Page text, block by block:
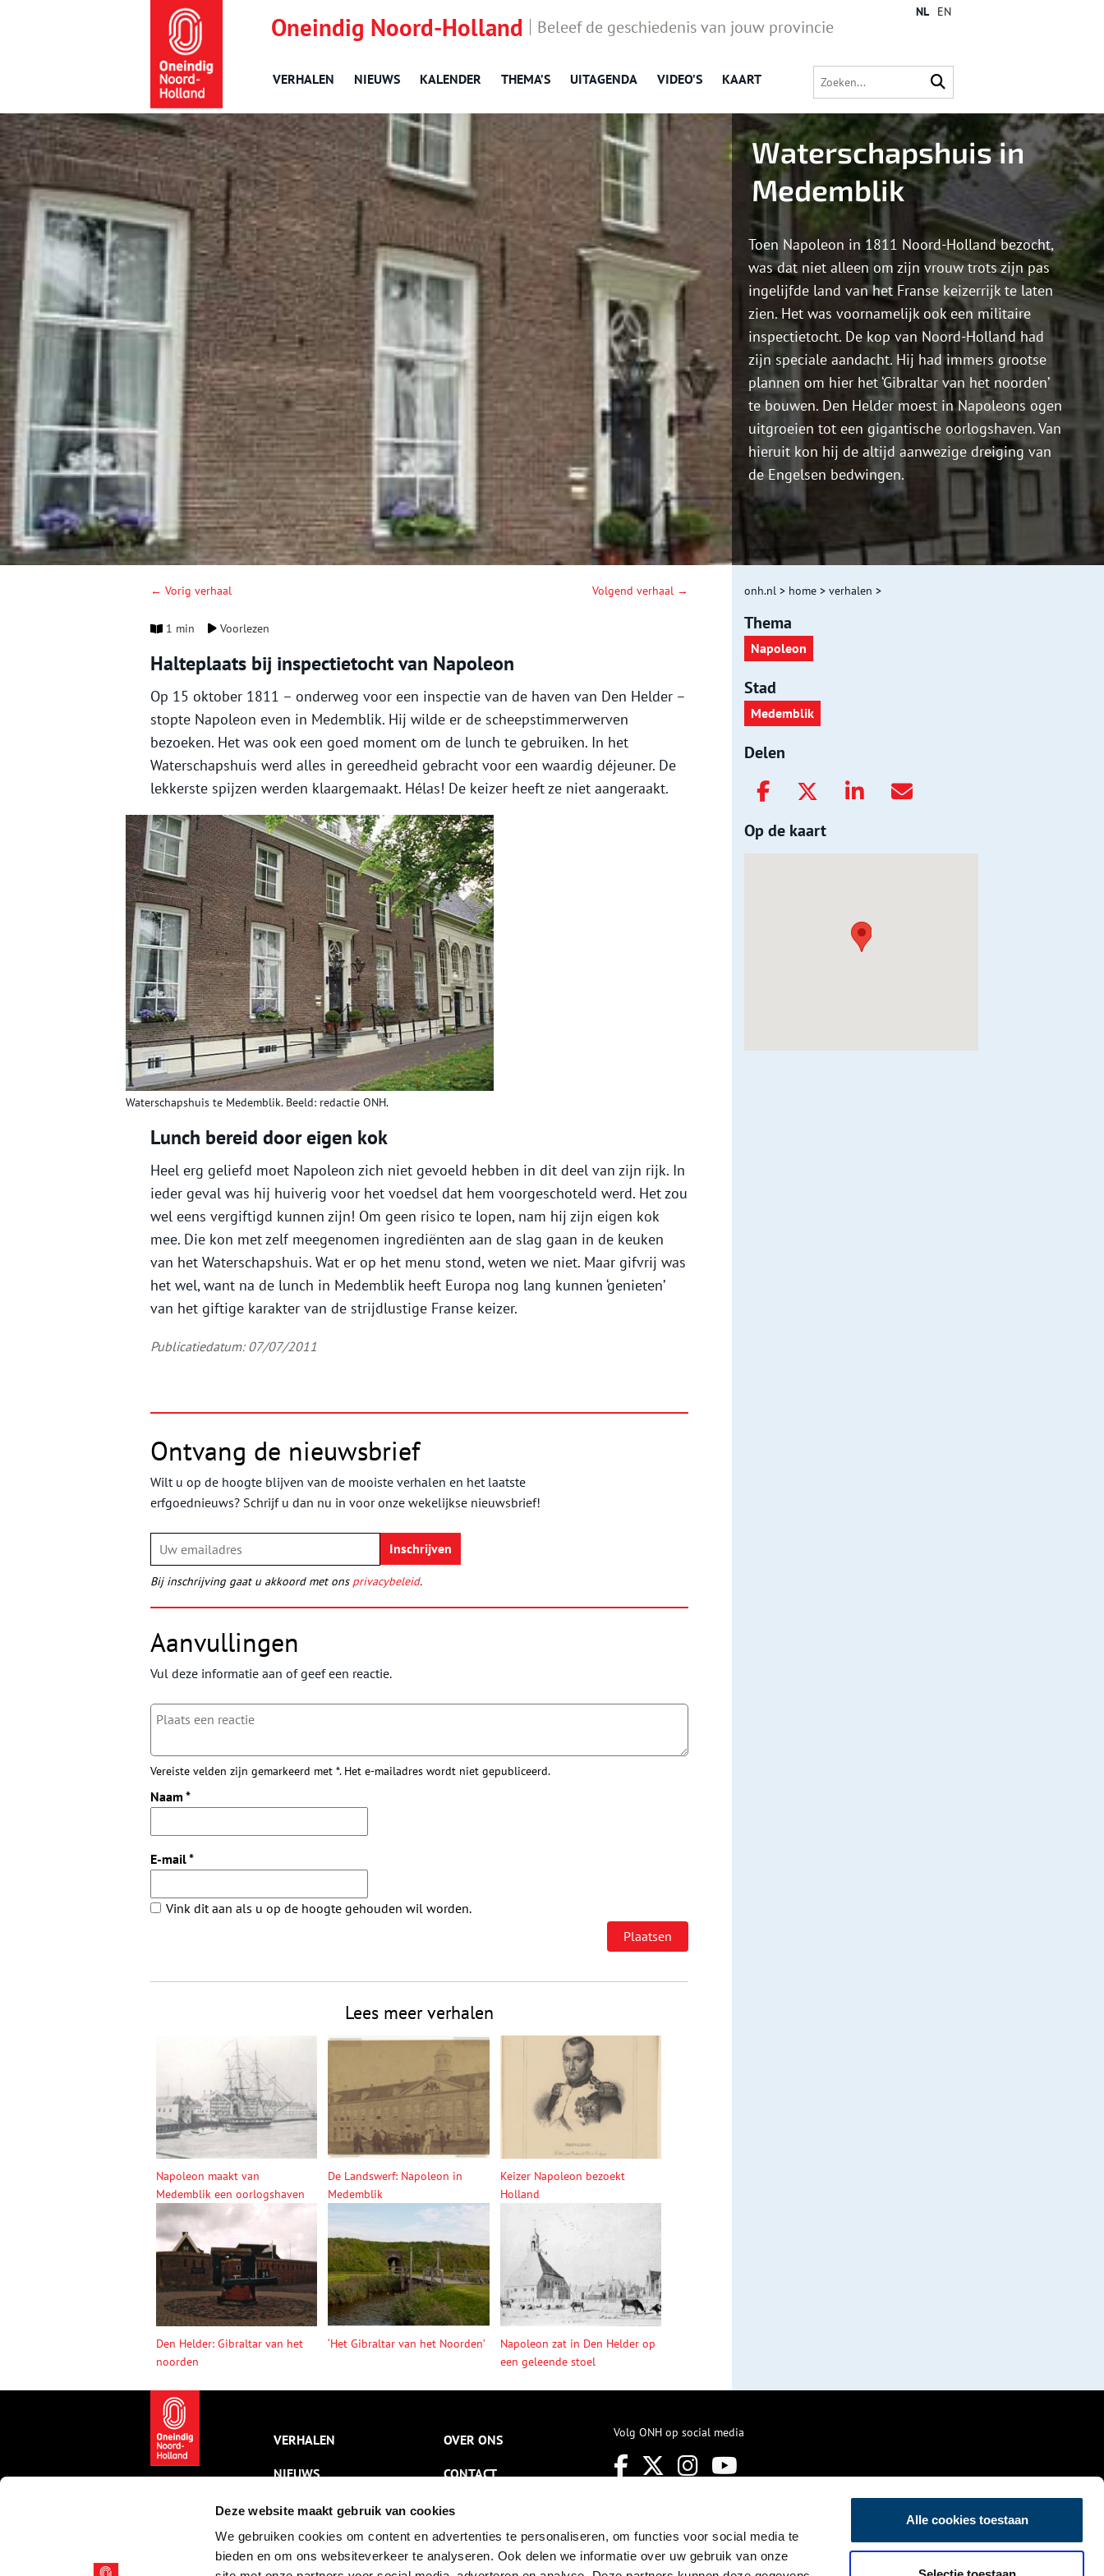
Deze website maakt gebruik van cookies
We gebruiken cookies om content en advertenties te personaliseren, om functies voor social media te
bieden en om ons websiteverkeer te analyseren. Ook delen we informatie over uw gebruik van onze
Alle cookies toestaan
Oneindig Noord-Holland Beleef de geschiedenis van jouw provincie
VERHALEN NIEUWS KALENDER THEMA’S UITAGENDA VIDEO’S KAART
NL EN
Waterschapshuis in
Medemblik
Toen Napoleon in 1811 Noord-Holland bezocht,
was dat niet alleen om zijn vrouw trots zijn pas
ingelijfde land van het Franse keizerrijk te laten
zien. Het was voornamelijk ook een militaire
inspectietocht. De kop van Noord-Holland had
zijn speciale aandacht. Hij had immers grootse
plannen om hier het ‘Gibraltar van het noorden’
te bouwen. Den Helder moest in Napoleons ogen
uitgroeien tot een gigantische oorlogshaven. Van
hieruit kon hij de altijd aanwezige dreiging van
de Engelsen bedwingen.
← Vorig verhaal Volgend verhaal →
1 min Voorlezen
Halteplaats bij inspectietocht van Napoleon
Op 15 oktober 1811 – onderweg voor een inspectie van de haven van Den Helder –
stopte Napoleon even in Medemblik. Hij wilde er de scheepstimmerwerven
bezoeken. Het was ook een goed moment om de lunch te gebruiken. In het
Waterschapshuis werd alles in gereedheid gebracht voor een waardig déjeuner. De
lekkerste spijzen werden klaargemaakt. Hélas! De keizer heeft ze niet aangeraakt.
Waterschapshuis te Medemblik. Beeld: redactie ONH.
Lunch bereid door eigen kok
Heel erg geliefd moet Napoleon zich niet gevoeld hebben in dit deel van zijn rijk. In
ieder geval was hij huiverig voor het voedsel dat hem voorgeschoteld werd. Het zou
wel eens vergiftigd kunnen zijn! Om geen risico te lopen, nam hij zijn eigen kok
mee. Die kon met zelf meegenomen ingrediënten aan de slag gaan in de keuken
van het Waterschapshuis. Wat er op het menu stond, weten we niet. Maar gifvrij was
het wel, want na de lunch in Medemblik heeft Europa nog lang kunnen ‘genieten’
van het giftige karakter van de strijdlustige Franse keizer.
Publicatiedatum: 07/07/2011
Ontvang de nieuwsbrief
Wilt u op de hoogte blijven van de mooiste verhalen en het laatste
erfgoednieuws? Schrijf u dan nu in voor onze wekelijkse nieuwsbrief!
Bij inschrijving gaat u akkoord met ons privacybeleid.
Aanvullingen
Vul deze informatie aan of geef een reactie.
Vereiste velden zijn gemarkeerd met *. Het e-mailadres wordt niet gepubliceerd.
Naam *
E-mail*
Vink dit aan als u op de hoogte gehouden wil worden.
Lees meer verhalen
Napoleon maakt van
Medemblik een oorlogshaven
De Landswerf: Napoleon in
Medemblik
Keizer Napoleon bezoekt
Holland
Den Helder: Gibraltar van het
noorden
‘Het Gibraltar van het Noorden’
Napoleon zat in Den Helder op
een geleende stoel
onh.nl > home > verhalen >
Thema
Napoleon
Stad
Medemblik
Delen
Op de kaart
VERHALEN
NIEUWS
KALENDER
THEMA’S
OVER ONS
CONTACT
NIEUWSBRIEF
DISCLAIMER
Volg ONH op social media